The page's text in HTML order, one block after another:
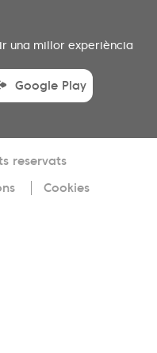
una millor experiència
Google Play
reservats
Cookies